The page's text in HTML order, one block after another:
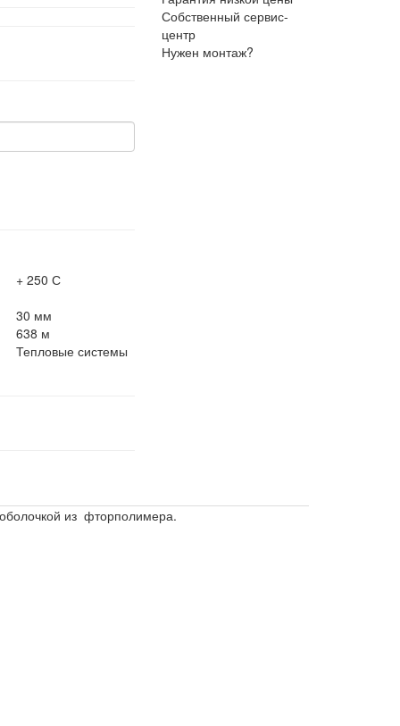
+ 250 С
30 мм
638 м
Тепловые системы
Собственный сервис-
центр
Нужен монтаж?
из фторполимера.